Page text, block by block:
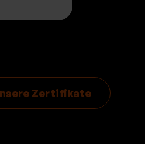
Zertifikate